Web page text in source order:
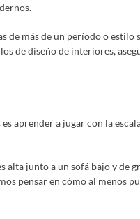
de más de un período o
de diseño de interiores,
aprender a jugar con la
alta junto a un sofá bajo y de
pensar en cómo al menos